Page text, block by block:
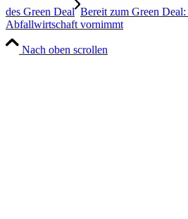
des Green Deal Bereit zum Green
Abfallwirtschaft vornimmt
Nach oben scrollen